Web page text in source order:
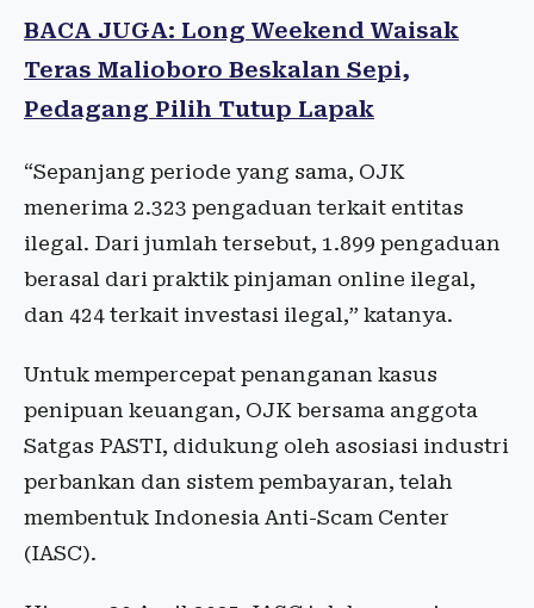
BACA JUGA: Long Weekend Waisak
Teras Malioboro Beskalan Sepi,
Pedagang Pilih Tutup Lapak
“Sepanjang periode yang sama, OJK
menerima 2.323 pengaduan terkait entitas
ilegal. Dari jumlah tersebut, 1.899 pengaduan
berasal dari praktik pinjaman online ilegal,
dan 424 terkait investasi ilegal,” katanya.
Untuk mempercepat penanganan kasus
penipuan keuangan, OJK bersama anggota
Satgas PASTI, didukung oleh asosiasi industri
perbankan dan sistem pembayaran, telah
membentuk Indonesia Anti-Scam Center
(IASC).